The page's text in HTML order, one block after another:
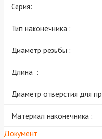
Серия:
Тип наконечника :
Диаметр резьбы :
Длина :
Диаметр отверстия для
Материал наконечника :
Документ